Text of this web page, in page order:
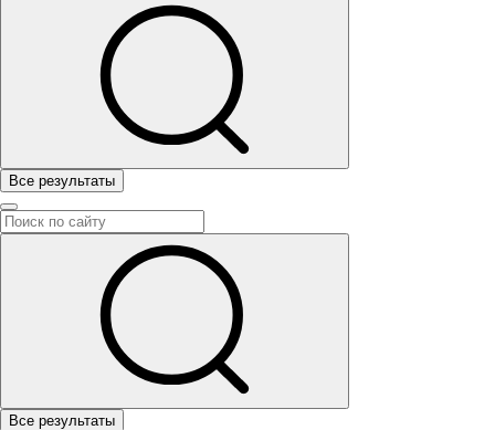
Все результаты
Все результаты